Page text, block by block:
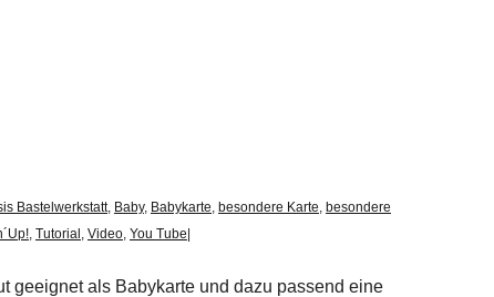
Bastelwerkstatt, Baby, Babykarte, besondere Karte, besondere
, Tutorial , Video, You Tube
geeignet als Babykarte und dazu passend eine